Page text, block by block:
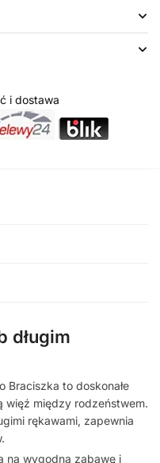
i dostawa
długim
Braciszka to doskonałe
więź między rodzeństwem.
rękawami, zapewnia
na wygodną zabawę i